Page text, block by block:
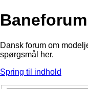
Dansk forum om
spørgsmål her.
Spring til indhold